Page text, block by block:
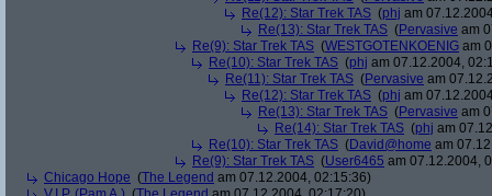
Re(12): Star Trek TAS (phj am
Re(13): Star Trek TAS (Pervasive am
Re(9): Star Trek TAS (WESTGOTENKOENIG am
Re(10): Star Trek TAS (phj am 07.12.2004,
Re(11): Star Trek TAS (Pervasive am
Re(12): Star Trek TAS (phj am
Re(13): Star Trek TAS (Pervasive am
Re(14): Star Trek TAS (phj am
Re(10): Star Trek TAS (David@home am
Re(9): Star Trek TAS (User6465 am 07.12.2004,
Chicago Hope (The Legend am 07.12.2004, 02:15:36)